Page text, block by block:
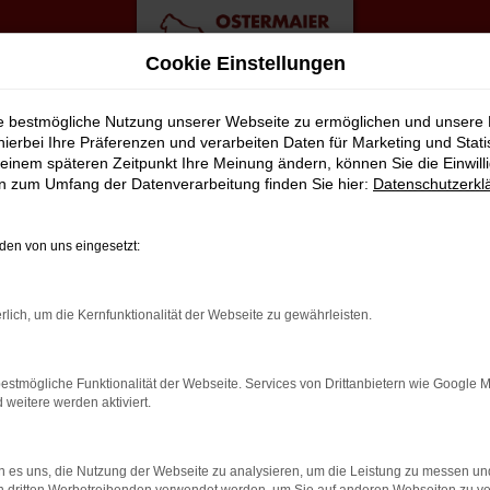
Top Angebote
FÜR BIELEFELD GEEIGNET
zusammen. Dies ließe sich natürlich auch für andere Orte
und sind von der Qualität der Fahrzeuge begeistert.
dies, dass jedes Auto in unserer Meisterwerkstatt gastiert
von Bielefeld lassen. Ohne „Wenn und Aber“.
NETWORK ERROR
Cookie Einstellungen
bestmögliche Nutzung unserer Webseite zu ermöglichen und unsere
Ihre Präferenzen und verarbeiten Daten für Marketing und
späteren Zeitpunkt Ihre Meinung ändern, können Sie die
zum Umfang der Datenverarbeitung finden Sie hier:
von uns eingesetzt:
um die Kernfunktionalität der Webseite zu gewährleisten.
Funktionalität der Webseite. Services von Drittanbietern wie Google
weitere werden aktiviert.
es uns, die Nutzung der Webseite zu analysieren, um die Leistung zu messen